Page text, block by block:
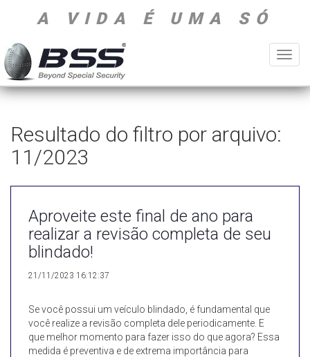
A VIDA É UMA SÓ
Resultado do filtro por arquivo:
11/2023
Aproveite este final de ano para
realizar a revisão completa de seu
blindado!
21/11/2023 16:12:37
Se você possui um veículo blindado, é fundamental que
você realize a revisão completa dele periodicamente. E
que melhor momento para fazer isso do que agora? Essa
medida é preventiva e de extrema importância para